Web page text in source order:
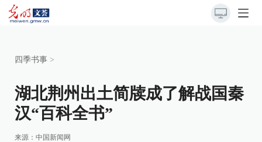
四季书事 >
湖北荆州出土简牍成了解战国秦
汉“百科全书”
来源： 中国新闻网